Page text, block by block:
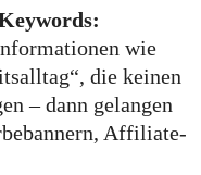
wie
die keinen
– dann gelangen
Affiliate-